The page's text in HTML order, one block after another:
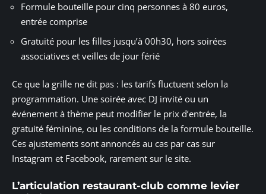
Formule bouteille pour cinq personnes à 80 euros,
entrée comprise
Gratuité pour les filles jusqu’à 00h30, hors soirées
associatives et veilles de jour férié
Ce que la grille ne dit pas : les tarifs fluctuent selon la
programmation. Une soirée avec DJ invité ou un
événement à thème peut modifier le prix d’entrée, la
gratuité féminine, ou les conditions de la formule bouteille.
Ces ajustements sont annoncés au cas par cas sur
Instagram et Facebook, rarement sur le site.
L’articulation restaurant-club comme levier